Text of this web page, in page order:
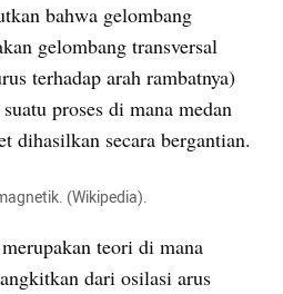
bahwa gelombang
gelombang transversal
terhadap arah rambatnya)
proses di mana medan
dihasilkan secara bergantian.
(Wikipedia).
teori di mana
dari osilasi arus